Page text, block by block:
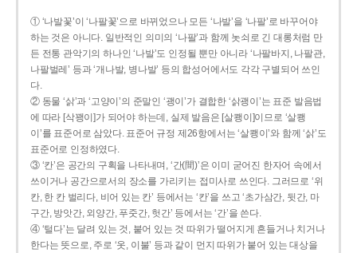
① ‘나발꽃’이 ‘나팔꽃’으로 바뀌었으나 모든 ‘나발’을 ‘나팔’로 바꾸어야
하는 것은 아니다. 일반적인 의미의 ‘나팔’과 함께 놋쇠로 긴 대롱처럼 만
든 전통 관악기의 하나인 ‘나발’도 인정될 뿐만 아니라 ‘나팔바지, 나팔관,
나팔벌레’ 등과 ‘개나발, 병나발’ 등의 합성어에서도 각각 구별되어 쓰인
다.
② 동물 ‘삵’과 ‘고양이’의 준말인 ‘괭이’가 결합한 ‘삵괭이’는 표준 발음법
에 따라 [삭꽹이]가 되어야 하는데, 실제 발음은 [살쾡이]이므로 ‘살쾡
이’를 표준어로 삼았다. 표준어 규정 제26항에서는 ‘살쾡이’와 함께 ‘삵’도
표준어로 인정하였다.
③ ‘칸’은 공간의 구획을 나타내며, ‘간(間)’은 이미 굳어진 한자어 속에서
쓰이거나 공간으로서의 장소를 가리키는 접미사로 쓰인다. 그러므로 ‘위
칸, 한 칸 벌리다, 비어 있는 칸’ 등에서는 ‘칸’을 쓰고 ‘초가삼간, 뒷간, 마
구간, 방앗간, 외양간, 푸줏간, 헛간’ 등에서는 ‘간’을 쓴다.
④ ‘털다’는 달려 있는 것, 붙어 있는 것 따위가 떨어지게 흔들거나 치거나
한다는 뜻으로, 주로 ‘옷, 이불’ 등과 같이 먼지 따위가 붙어 있는 대상을